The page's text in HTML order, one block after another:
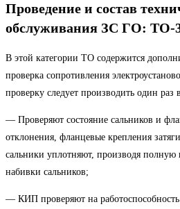
Проведение и состав
обслуживания ЗС ГО: ТО-
В этой категории ТО содержится
проверка сопротивления
проверку следует производить один
— Проверяют состояние сальников и
отклонения, фланцевые крепления
сальники уплотняют, производя
набивки сальников;
— КИП проверяют на работоспособность